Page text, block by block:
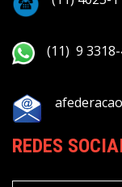
(11) 9
REDES